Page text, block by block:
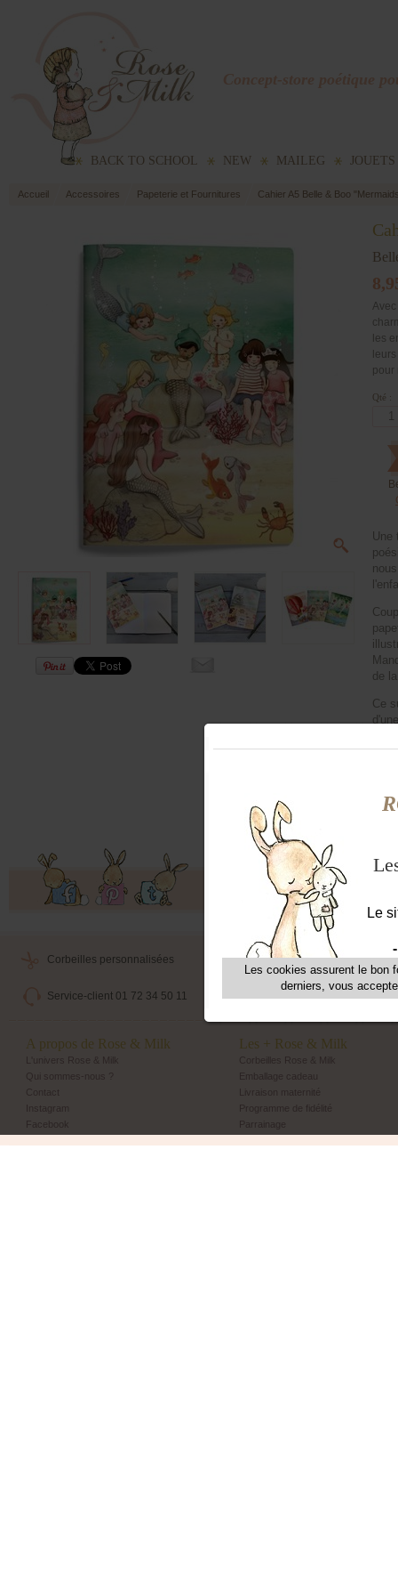
Concept-store poétique
BACK TO SCHOOL NEW MAILEG JOUETS
Accueil Accessoires Papeterie et Fournitures Cahier A5 Belle & Boo
les
pour
Qté :
Une
de
Ce
Offres exclusives, ventes
Corbeilles personnalisées Livraison maternité
Service-client 01 72 34 50 11 Echange et retour simple
A propos de Rose & Milk
L'univers Rose & Milk
Qui sommes-nous ?
Contact
Instagram
Facebook
Les + Rose & Milk
Corbeilles Rose & Milk
Emballage cadeau
Livraison maternité
Programme de fidélité
Parrainage